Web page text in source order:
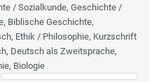
/ Sozialkunde, Geschichte /
Biblische Geschichte,
Ethik / Philosophie, Kurzschrift
Deutsch als Zweitsprache,
Biologie